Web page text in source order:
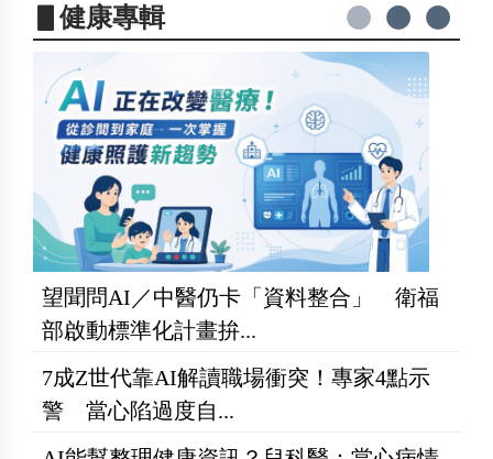
▋健康專輯
望聞問AI／中醫仍卡「資料整合」 衛福
部啟動標準化計畫拚...
7成Z世代靠AI解讀職場衝突！專家4點示
警 當心陷過度自...